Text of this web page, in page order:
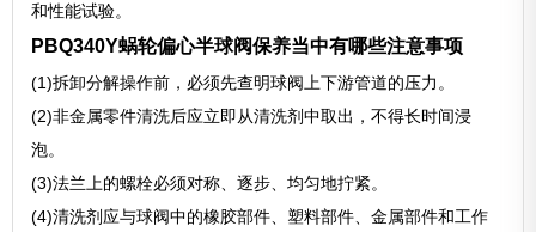
和性能试验。
PBQ340Y蜗轮偏心半球阀保养当中有哪些注意事项
(1)拆卸分解操作前，必须先查明球阀上下游管道的压力。
(2)非金属零件清洗后应立即从清洗剂中取出，不得长时间浸
泡。
(3)法兰上的螺栓必须对称、逐步、均匀地拧紧。
(4)清洗剂应与球阀中的橡胶部件、塑料部件、金属部件和工作